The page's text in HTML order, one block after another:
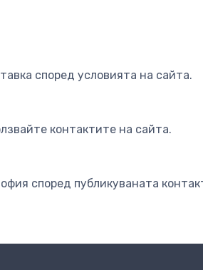
според условията на сайта.
контактите на сайта.
според публикуваната